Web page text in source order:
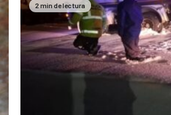
2 min de lectura